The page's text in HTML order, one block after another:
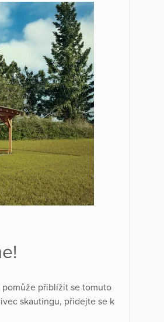
pomůže přiblížit se tomuto
skautingu, přidejte se k